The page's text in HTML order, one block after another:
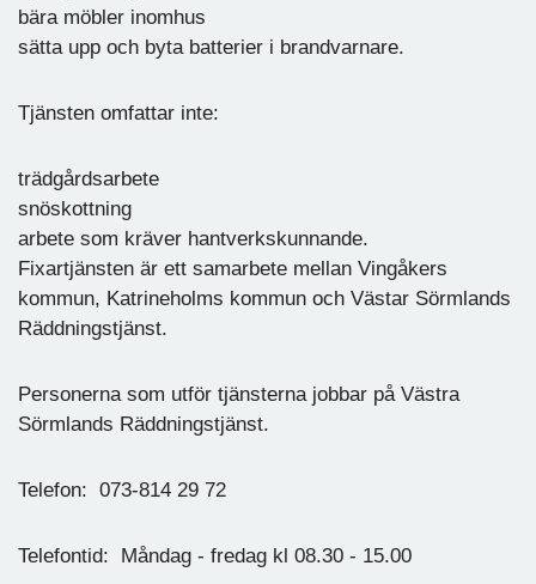
bära möbler inomhus
sätta upp och byta batterier i brandvarnare.
Tjänsten omfattar inte:
trädgårdsarbete
snöskottning
arbete som kräver hantverkskunnande.
Fixartjänsten är ett samarbete mellan Vingåkers
kommun, Katrineholms kommun och Västar Sörmlands
Räddningstjänst.
Personerna som utför tjänsterna jobbar på Västra
Sörmlands Räddningstjänst.
Telefon: 073-814 29 72
Telefontid: Måndag - fredag kl 08.30 - 15.00